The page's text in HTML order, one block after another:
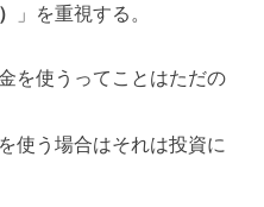
」を重視する。
を使うってことはただの
使う場合はそれは投資に